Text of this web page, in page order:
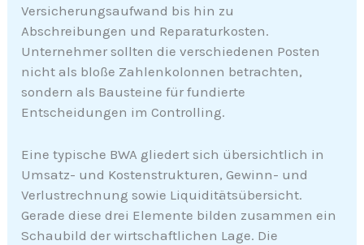
Versicherungsaufwand bis hin zu
Abschreibungen und Reparaturkosten.
Unternehmer sollten die verschiedenen Posten
nicht als bloße Zahlenkolonnen betrachten,
sondern als Bausteine für fundierte
Entscheidungen im Controlling.
Eine typische BWA gliedert sich übersichtlich in
Umsatz- und Kostenstrukturen, Gewinn- und
Verlustrechnung sowie Liquiditätsübersicht.
Gerade diese drei Elemente bilden zusammen ein
Schaubild der wirtschaftlichen Lage. Die